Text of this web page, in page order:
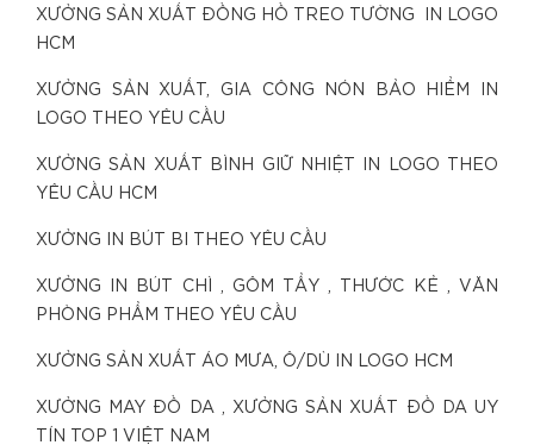
XƯỞNG SẢN XUẤT ĐỒNG HỒ TREO TƯỜNG IN LOGO
HCM
XƯỞNG SẢN XUẤT, GIA CÔNG NÓN BẢO HIỂM IN
LOGO THEO YÊU CẦU
XƯỞNG SẢN XUẤT BÌNH GIỮ NHIỆT IN LOGO THEO
YÊU CẦU HCM
XƯỞNG IN BÚT BI THEO YÊU CẦU
XƯỞNG IN BÚT CHÌ , GÔM TẨY , THƯỚC KẺ , VĂN
PHÒNG PHẨM THEO YÊU CẦU
XƯỞNG SẢN XUẤT ÁO MƯA, Ô/DÙ IN LOGO HCM
XƯỞNG MAY ĐỒ DA , XƯỞNG SẢN XUẤT ĐỒ DA UY
TÍN TOP 1 VIỆT NAM